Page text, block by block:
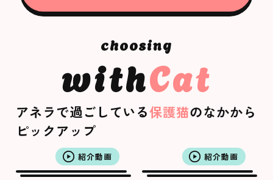
withCat
アネラで過ごしている保護猫のなかから
ピックアップ
紹介動画 紹介動画